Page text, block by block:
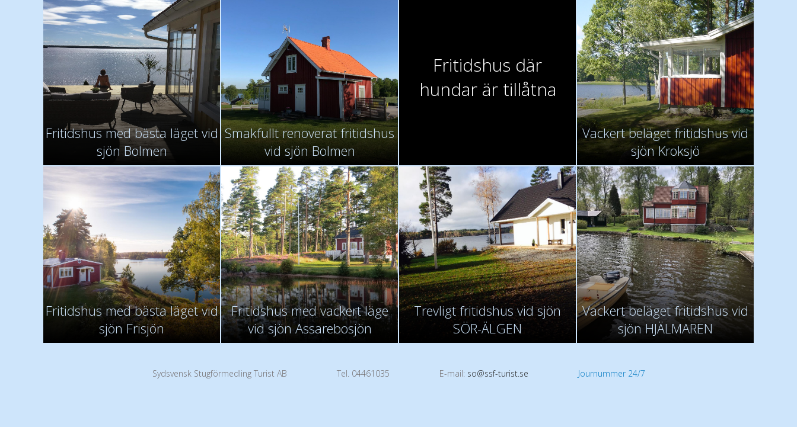
Fritidshus med bästa läget vid
sjön Bolmen
Smakfullt renoverat fritidshus
vid sjön Bolmen
Fritidshus där
hundar är tillåtna
Vackert beläget fritidshus vid
sjön Kroksjö
Fritidshus med bästa läget vid
sjön Frisjön
Fritidshus med vackert läge
vid sjön Assarebosjön
Trevligt fritidshus vid sjön
SÖR-ÄLGEN
Vackert beläget fritidshus vid
sjön HJÄLMAREN
Sydsvensk Stugförmedling Turist AB Tel. 04461035 E-mail: so@ssf-turist.se Journummer 24/7